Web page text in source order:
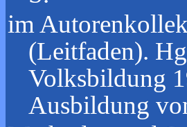
im
(Leitfaden).
Volksbildung
Ausbildung